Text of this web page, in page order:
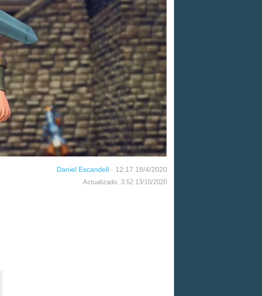
Daniel Escandell · 12:17 18/4/2020
Actualizado: 3:52 13/10/2020